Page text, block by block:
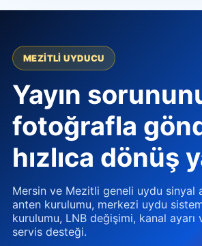
MEZITLI UYDUCU
Yayın
fotoğrafla
hızlıca dönüş
Mersin ve Mezitli geneli uydu sinyal
anten kurulumu, merkezi uydu
kurulumu, LNB değişimi, kanal ayarı
servis desteği.